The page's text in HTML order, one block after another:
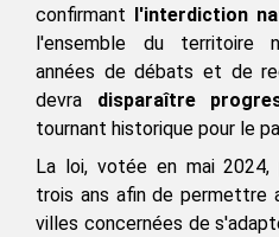
confirmant
l'interdiction
l'ensemble du territoire
années de débats et de
devra disparaître
tournant historique pour le
La loi, votée en mai
trois ans afin de permettre
villes concernées de